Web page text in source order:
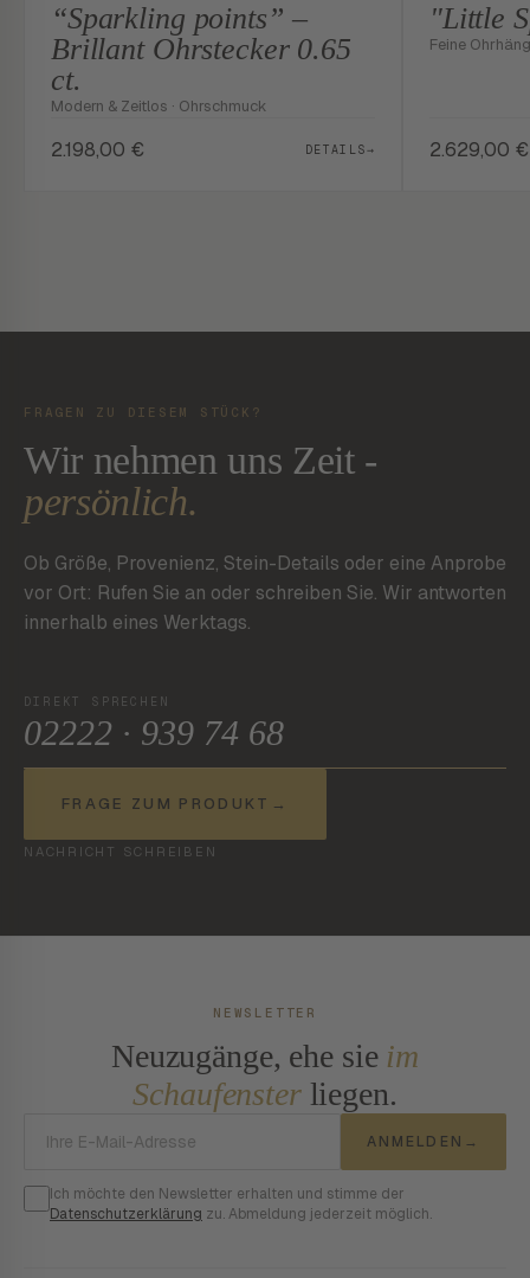
“Sparkling points” –
Brillant Ohrstecker 0.65
ct.
Modern & Zeitlos · Ohrschmuck
2.198,00 € DETAILS→
"Little
Feine
2.629,00 €
FRAGEN ZU DIESEM STÜCK?
Wir nehmen uns Zeit -
persönlich.
Ob Größe, Provenienz, Stein-Details oder eine Anprobe
vor Ort: Rufen Sie an oder schreiben Sie. Wir antworten
innerhalb eines Werktags.
DIREKT SPRECHEN
02222 · 939 74 68
FRAGE ZUM PRODUKT →
NACHRICHT SCHREIBEN
NEWSLETTER
Neuzugänge, ehe sie im
Schaufensterliegen.
ANMELDEN →
Ich möchte den Newsletter erhalten und stimme der
Datenschutzerklärung zu. Abmeldung jederzeit möglich.